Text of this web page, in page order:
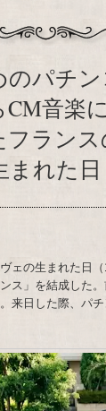
のパチ
音楽
ラン
れた日
ェの生まれた日
ス」を結成した
来日した際、パ